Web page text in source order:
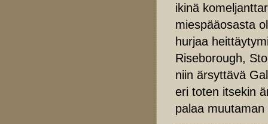
ikinä
miespääosasta
hurjaa
Riseborough,
niin ärsyttävä
eri toten itsekin
palaa